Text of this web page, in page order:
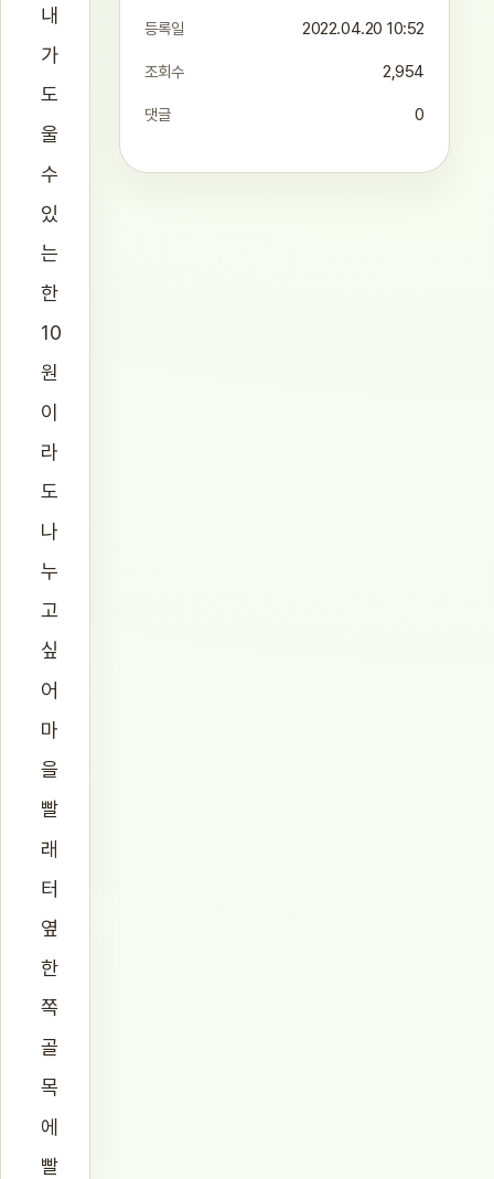
내
가
도
울
수
있
는
한
10
원
이
라
도
나
누
고
싶
어
마
을
빨
래
터
옆
한
쪽
골
목
에
빨
등록일 2022.04.20 10:52
조회수 2,954
댓글 0